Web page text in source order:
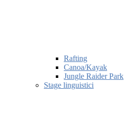
Rafting
Canoa/Kayak
Jungle Raider Park
Stage linguistici